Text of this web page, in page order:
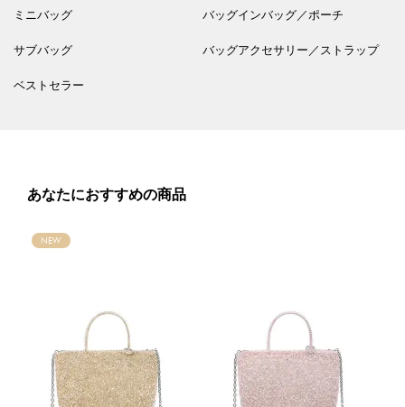
ミニバッグ バッグインバッグ／ポーチ
サブバッグ バッグアクセサリー／ストラップ
ベストセラー
あなたにおすすめの商品
NEW